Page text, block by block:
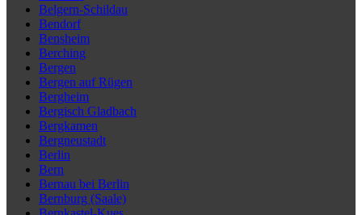
Belgern-Schildau
Bendorf
Bensheim
Berching
Bergen
Bergen auf Rügen
Bergheim
Bergisch Gladbach
Bergkamen
Bergneustadt
Berlin
Bern
Bernau bei Berlin
Bernburg (Saale)